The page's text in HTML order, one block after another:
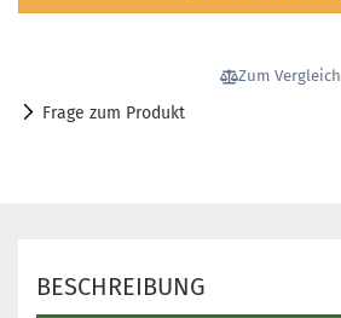
Zum Vergleich
Frage zum Produkt
BESCHREIBUNG